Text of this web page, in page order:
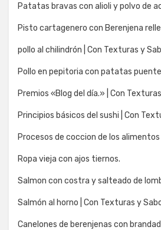
Patatas bravas con alioli y polvo de
Pisto cartagenero con Berenjena
pollo al chilindrón | Con Texturas y
Pollo en pepitoria con patatas
Premios «Blog del día.» | Con
Principios básicos del sushi | Con
Procesos de coccion de los alimentos
Ropa vieja con ajos tiernos.
Salmon con costra y salteado de
Salmón al horno | Con Texturas y
Canelones de berenjenas con